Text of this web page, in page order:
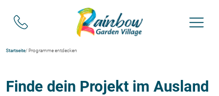
Startseite/ Programme entdecken
Finde dein Projekt im Ausland